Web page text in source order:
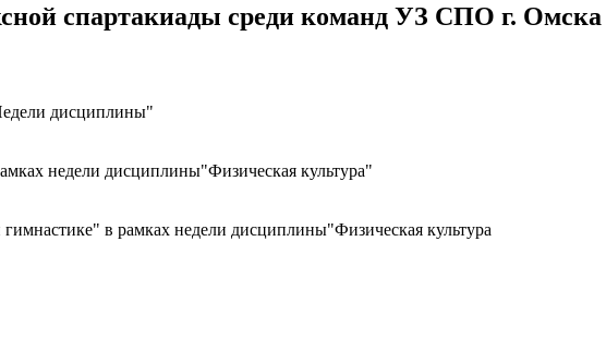
спартакиады среди команд УЗ СПО г.
дисциплины"
недели дисциплины"Физическая культура"
в рамках недели дисциплины"Физическая культура